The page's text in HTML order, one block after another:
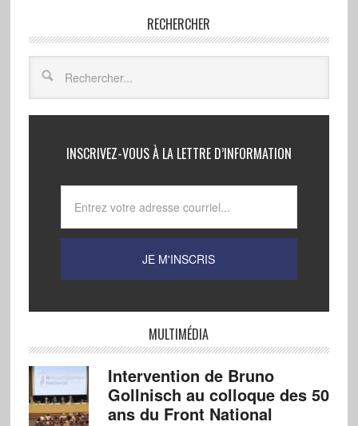
RECHERCHER
INSCRIVEZ-VOUS À LA LETTRE D’INFORMATION
MULTIMÉDIA
Intervention de Bruno
Gollnisch au colloque des 50
ans du Front National